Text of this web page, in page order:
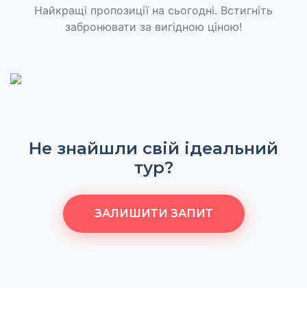
Найкращі пропозиції на сьогодні. Встигніть
забронювати за вигідною ціною!
Не знайшли свій ідеальний
тур?
ЗАЛИШИТИ ЗАПИТ